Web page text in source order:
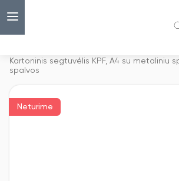
Kartoninis segtuvėlis KPF, A4 su metaliniu
spalvos
Neturime